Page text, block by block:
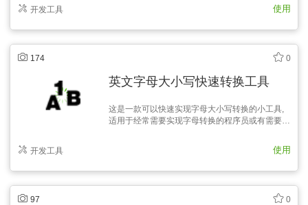
开发工具 使用
174 0
英文字母大小写快速转换工具
这是一款可以快速实现字母大小写转换的小工具,
适用于经常需要实现字母转换的程序员或有需要的
开发工具
使用
97 0